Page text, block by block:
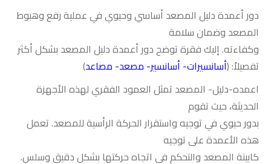
دور أعمدة دليل المصعد أساسي وحيوي في عملية رفع وهبوط
المصعد وضمان سلامة
وكفاءته. إليك فقرة توضح دور أعمدة دليل المصعد بشكل أكثر
تفصيلاً: (أسانسيرات- أسانسير- مصعد- مصاعد)
اعمده-دليل- المصعد تمثل العمود الفقري لهذه الأجهزة
الحديثة، حيث تقوم
بدور حيوي في توجيه واستقرار الحركة الرأسية للمصعد. تعمل
هذه الأعمدة على توجيه
كابينة المصعد والتحكم في اتجاه حركتها بشكل دقيق وسلس.